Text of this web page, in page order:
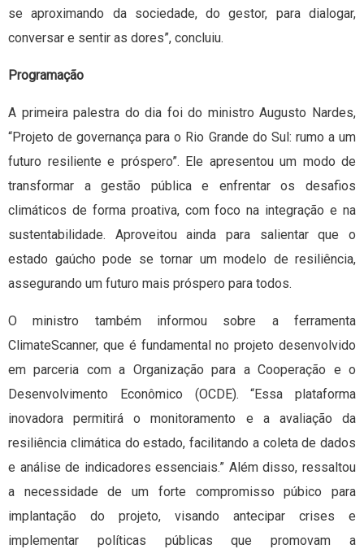
se aproximando da sociedade, do gestor, para dialogar,
conversar e sentir as dores”, concluiu.
Programação
A primeira palestra do dia foi do ministro Augusto Nardes,
“Projeto de governança para o Rio Grande do Sul: rumo a um
futuro resiliente e próspero”. Ele apresentou um modo de
transformar a gestão pública e enfrentar os desafios
climáticos de forma proativa, com foco na integração e na
sustentabilidade. Aproveitou ainda para salientar que o
estado gaúcho pode se tornar um modelo de resiliência,
assegurando um futuro mais próspero para todos.
O ministro também informou sobre a ferramenta
ClimateScanner, que é fundamental no projeto desenvolvido
em parceria com a Organização para a Cooperação e o
Desenvolvimento Econômico (OCDE). “Essa plataforma
inovadora permitirá o monitoramento e a avaliação da
resiliência climática do estado, facilitando a coleta de dados
e análise de indicadores essenciais.” Além disso, ressaltou
a necessidade de um forte compromisso púbico para
implantação do projeto, visando antecipar crises e
implementar políticas públicas que promovam a